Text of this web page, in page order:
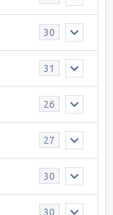
30
31
26
27
30
30